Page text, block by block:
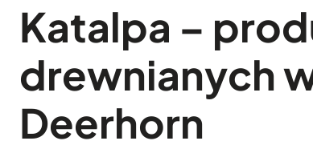
Katalpa –
drewnianych
Deerhorn